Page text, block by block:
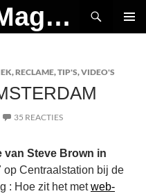
MAD Media Magazine
,RECLAME,TIP'S,VIDEO'S
35 REACTIES
van Steve Brown in
op Centraalstation bij de
: Hoe zit het metweb-